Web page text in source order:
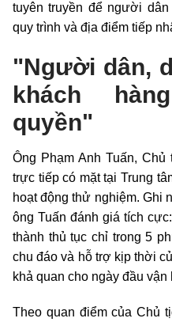
tuyên truyền để người
quy trình và địa điểm tiếp
"Người dân,
khách
quyền"
Ông Phạm Anh Tuấn,
trực tiếp có mặt tại Trung
hoạt động thử nghiệm. Ghi
ông Tuấn đánh giá tích
thành thủ tục chỉ trong 5
chu đáo và hỗ trợ kịp thời
khả quan cho ngày đầu
Theo quan điểm của Chủ